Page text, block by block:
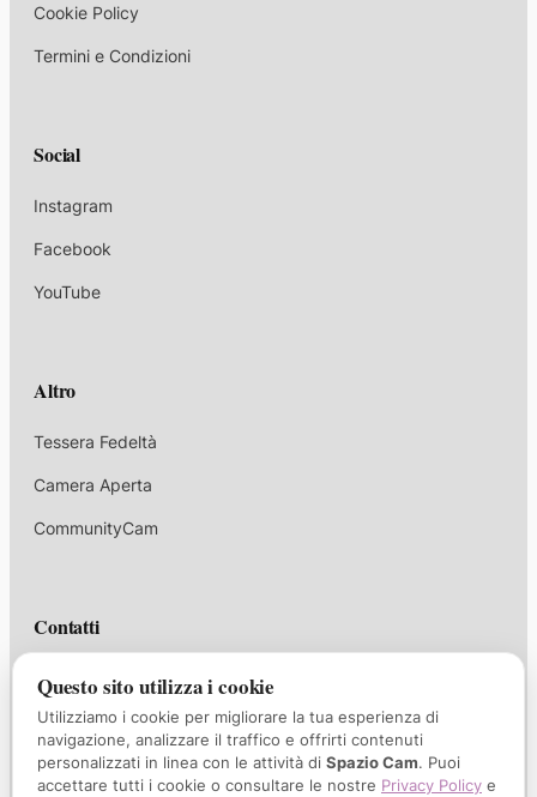
Cookie Policy
Termini e Condizioni
Social
Instagram
Facebook
YouTube
Altro
Tessera Fedeltà
Camera Aperta
CommunityCam
Contatti
corsi@spaziocam.it
+39 339 1047732
Via Borgo Palazzo 35/A, Bergamo
Questo sito utilizza i cookie
Utilizziamo i cookie per migliorare la tua esperienza di
navigazione, analizzare il traffico e offrirti contenuti
personalizzati in linea con le attività di Spazio Cam. Puoi
accettare tutti i cookie o consultare le nostre Privacy Policy e